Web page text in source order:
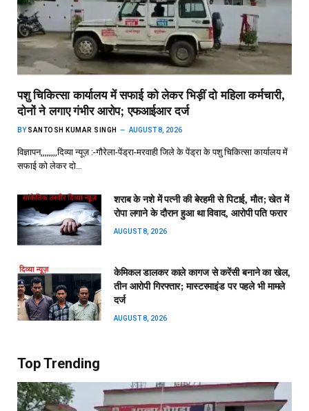
पशु चिकित्सा कार्यालय में सफाई को लेकर भिड़ीं दो महिला कर्मचारी,
दोनों ने लगाए गंभीर आरोप; एफआईआर दर्ज
BY SANTOSH KUMAR SINGH AUGUST 8, 2026
विज्ञापन,,,,,,,,दिव्या न्यूज़ :-गौरेला-पेंड्रा-मरवाही जिले के पेंड्रा के पशु चिकित्सा कार्यालय में
सफाई को लेकर दो…
शराब के नशे में पत्नी की बेरहमी से पिटाई, मौत; खेत में
रोपा लगाने के दौरान हुआ था विवाद, आरोपी पति फरार
AUGUST 8, 2026
केमिकल डालकर काले कागज से करेंसी बनाने का खेल,
तीन आरोपी गिरफ्तार; मास्टरमाइंड पर पहले भी मामले
दर्ज
AUGUST 8, 2026
Top Trending